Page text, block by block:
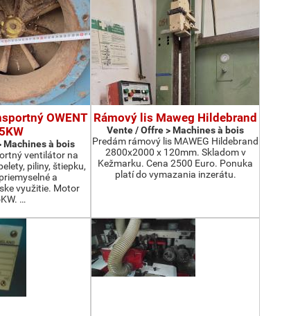
OWENT
Machines à bois
ventilátor na
piliny, štiepku,
a
využitie. Motor
…
Rámový lis Maweg Hildebrand
Vente / Offre > Machines à bois
Predám rámový lis MAWEG Hildebrand
2800x2000 x 120mm. Skladom v
Kežmarku. Cena 2500 Euro. Ponuka
platí do vymazania inzerátu.